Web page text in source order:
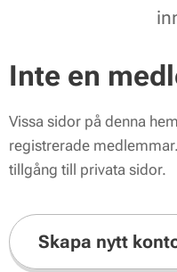
Inte en
Vissa sidor på denna
registrerade
tillgång till privata sidor.
Skapa nytt